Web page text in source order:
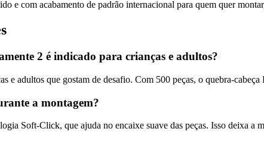
e com acabamento de padrão internacional para quem quer
2 é indicado para crianças e adultos?
e adultos que gostam de desafio. Com 500 peças, o quebra-
a montagem?
Soft-Click, que ajuda no encaixe suave das peças. Isso deixa a